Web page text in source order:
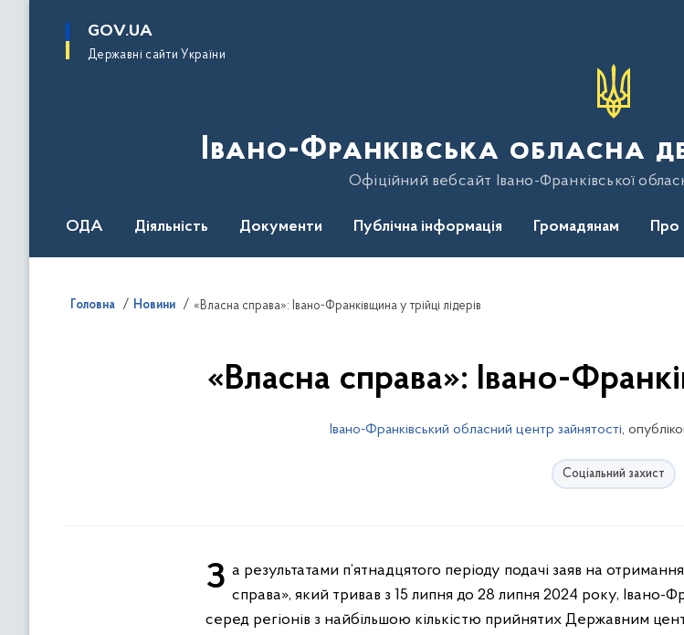
основного
GOV.UA
Державні сайти України
Івано-Франківська обласна
Офіційний вебсайт Івано-Франківської
ОДА Діяльність Документи Публічна інформація Громадянам Про
Головна Новини «Власна справа»: Івано-Франківщина у трійці лідерів
«Власна справа»: Івано-
Івано-Франківський обласний центр зайнятості,
Соціальний захист
За результатами п’ятнадцятого періоду подачі заяв на отримання мікрогрантів згідно програми «Власна справа», який тривав з 15 липня до 28 липня 2024 року, Івано-
серед регіонів з найбільшою кількістю прийнятих Державним